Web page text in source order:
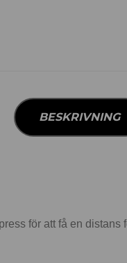
BESKRIVNING
för att få en distans